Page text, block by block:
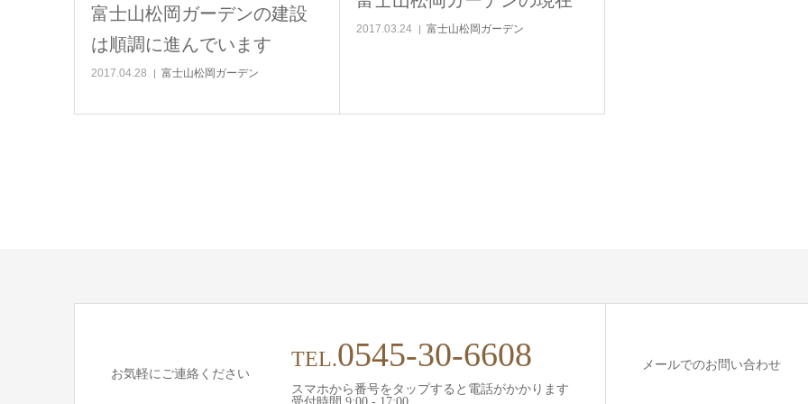
富士山松岡ガーデンの建設
は順調に進んでいます
2017.04.28 富士山松岡ガーデン
2017.03.24 富士山松岡ガーデン
お気軽にご連絡ください
TEL.0545-30-6608
スマホから番号をタップすると電話がかかります
メールでのお問い合わせ